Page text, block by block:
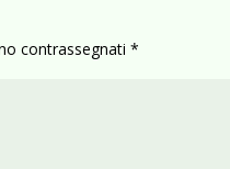
contrassegnati*